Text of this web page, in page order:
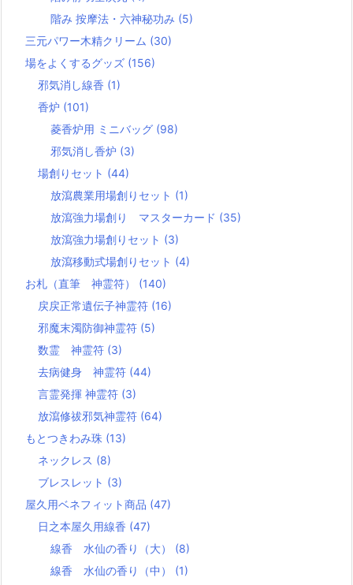
階み 按摩法・六神秘功み (5)
三元パワー木精クリーム (30)
場をよくするグッズ (156)
邪気消し線香 (1)
香炉 (101)
菱香炉用 ミニバッグ (98)
邪気消し香炉 (3)
場創りセット (44)
放瀉農業用場創りセット (1)
放瀉強力場創り マスターカード (35)
放瀉強力場創りセット (3)
放瀉移動式場創りセット (4)
お札（直筆 神霊符） (140)
戻戻正常遺伝子神霊符 (16)
邪魔末濁防御神霊符 (5)
数霊 神霊符 (3)
去病健身 神霊符 (44)
言霊発揮 神霊符 (3)
放瀉修祓邪気神霊符 (64)
もとつきわみ珠 (13)
ネックレス (8)
ブレスレット (3)
屋久用ベネフィット商品 (47)
日之本屋久用線香 (47)
線香 水仙の香り（大） (8)
線香 水仙の香り（中） (1)